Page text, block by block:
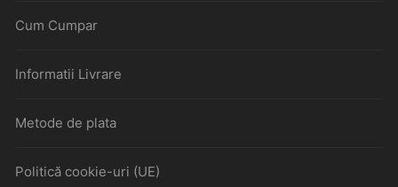
Cum Cumpar
Informatii Livrare
Metode de plata
Politică cookie-uri (UE)